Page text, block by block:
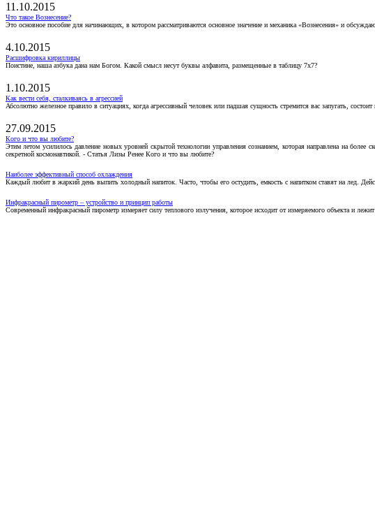
11.10.2015
Что такое Вознесение?
Это основное пособие для начинающих, в котором рассматриваются основное значение и механика «Вознесения» и
4.10.2015
Расшифровка кириллицы
Поистине, наша азбука дана нам Богом. Какой смысл несут буквы алфавита, размещенные в таблицу 7х7?
1.10.2015
Как вести себя, сталкиваясь в агрессией
Абсолютно железное правило в ситуациях, когда агрессивный человек или падшая сущность стремится вас запугать,
27.09.2015
Кого и что вы любите?
Этим летом усилилось давление новых уровней скрытой технологии управления сознанием, которая направлена на
секретной космонавтикой. - Статья Лизы Ренее Кого и что вы любите?
Наиболее эффективный способ охлаждения
Каждый любит в жаркий день выпить холодный напиток. Часто, чтобы его остудить, емкость с напитком ставят на лед.
Инфракрасный пирометр – устройство и принцип работы
Современный инфракрасный пирометр измеряет силу теплового излучения, которое исходит от измеряемого объекта и